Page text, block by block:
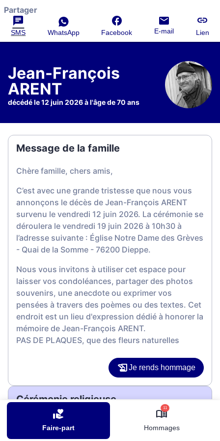
Faire-part
11
Hommages
Partager
SMS WhatsApp Facebook E-mail Lien
Jean-François
ARENT
décédé le 12 juin 2026 à l'âge de 70 ans
Message de la famille
Chère famille, chers amis,
C’est avec une grande tristesse que nous vous
annonçons le décès de Jean-François ARENT
survenu le vendredi 12 juin 2026. La cérémonie se
déroulera le vendredi 19 juin 2026 à 10h30 à
l’adresse suivante : Église Notre Dame des Grèves
- Quai de la Somme - 76200 Dieppe.
Nous vous invitons à utiliser cet espace pour
laisser vos condoléances, partager des photos
souvenirs, une anecdote ou exprimer vos
pensées à travers des poèmes ou des textes. Cet
endroit est un lieu d'expression dédié à honorer la
mémoire de Jean-François ARENT.
PAS DE PLAQUES, que des fleurs naturelles
Je rends hommage
Cérémonie religieuse
vendredi 19 juin 2026 à 10h30
Église Notre Dame des Grèves de Dieppe
Quai de la Somme